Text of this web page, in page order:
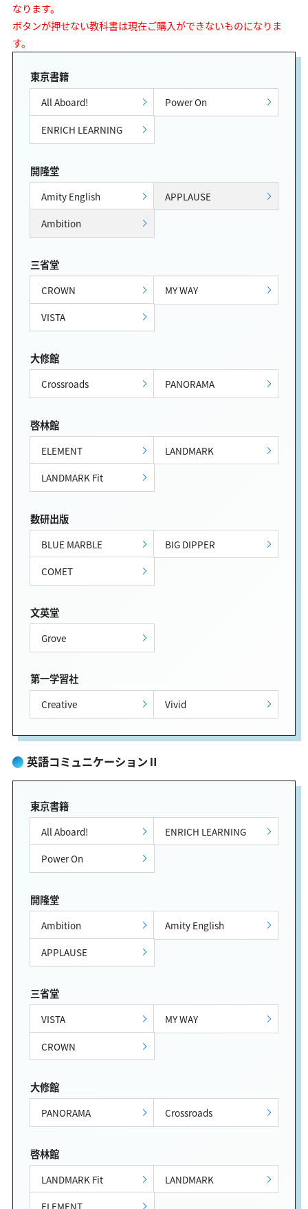
なります。
ボタンが押せない教科書は現在ご購入ができないものになりま
す。
東京書籍
All Aboard!
Power On
ENRICH LEARNING
開隆堂
Amity English
APPLAUSE
Ambition
三省堂
CROWN
MY WAY
VISTA
大修館
Crossroads PANORAMA
啓林館
ELEMENT
LANDMARK
LANDMARK Fit
数研出版
BLUE MARBLE
BIG DIPPER
COMET
文英堂
Grove
第一学習社
Creative Vivid
英語コミュニケーションⅡ
東京書籍
All Aboard!
ENRICH LEARNING
Power On
開隆堂
Ambition
Amity English
APPLAUSE
三省堂
VISTA
MY WAY
CROWN
大修館
PANORAMA Crossroads
啓林館
LANDMARK Fit
LANDMARK